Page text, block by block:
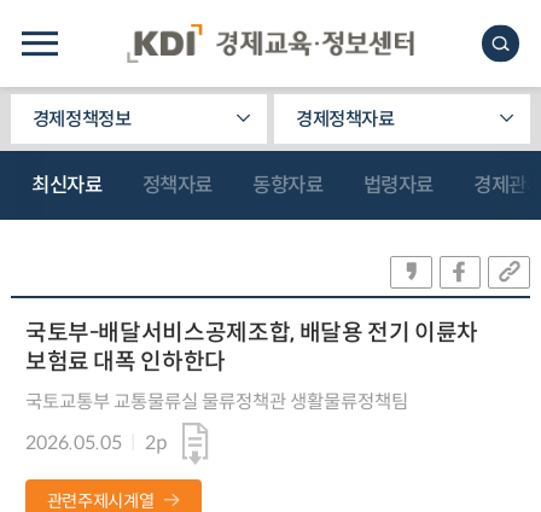
경제정책정보 경제정책자료
최신자료 정책자료 동향자료 법령자료 경제관
국토부-배달서비스공제조합, 배달용 전기 이륜차
보험료 대폭 인하한다
국토교통부 교통물류실 물류정책관 생활물류정책팀
2026.05.05
2p
관련주제시계열